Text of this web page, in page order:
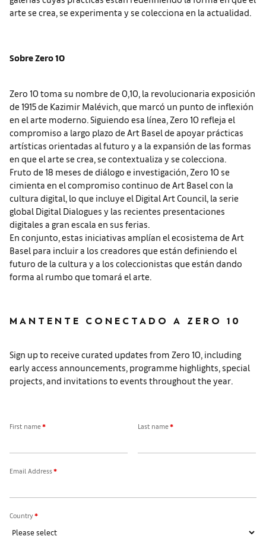
arte se crea, se experimenta y se colecciona en la actualidad.
Sobre Zero 10
Zero 10 toma su nombre de 0,10, la revolucionaria exposición
de 1915 de Kazimir Malévich, que marcó un punto de inflexión
en el arte moderno. Siguiendo esa línea, Zero 10 refleja el
compromiso a largo plazo de Art Basel de apoyar prácticas
artísticas orientadas al futuro y a la expansión de las formas
en que el arte se crea, se contextualiza y se colecciona.
Fruto de 18 meses de diálogo e investigación, Zero 10 se
cimienta en el compromiso continuo de Art Basel con la
cultura digital, lo que incluye el Digital Art Council, la serie
global Digital Dialogues y las recientes presentaciones
digitales a gran escala en sus ferias.
En conjunto, estas iniciativas amplían el ecosistema de Art
Basel para incluir a los creadores que están definiendo el
futuro de la cultura y a los coleccionistas que están dando
forma al rumbo que tomará el arte.
MANTENTE CONECTADO A ZERO 10
Sign up to receive curated updates from Zero 10, including
early access announcements, programme highlights, special
projects, and invitations to events throughout the year.
First name* Last name*
Email Address*
Country*